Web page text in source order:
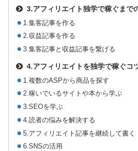
3.アフィリエイト独学で稼ぐまで
1.集客記事を作る
2.収益記事を作る
3.集客記事と収益記事を繋げる
4.アフィリエイトを独学で稼ぐコ
1.複数のASPから商品を探す
2.稼いでいるサイトや本から学ぶ
3.SEOを学ぶ
4.読者の悩みを解決する
5.アフィリエイト記事を継続して書く
6.SNSの活用